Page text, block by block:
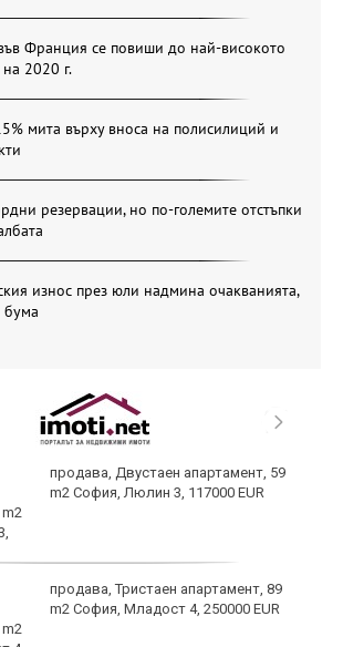
Франция се повиши до най-високото
2020 г.
мита върху вноса на полисилиций и
резервации, но по-големите отстъпки
износ през юли надмина очакванията,
бума
продава, Двустаен апартамент, 59
m2 София, Люлин 3, 117000 EUR
продава, Тристаен апартамент, 89
m2 София, Младост 4, 250000 EUR